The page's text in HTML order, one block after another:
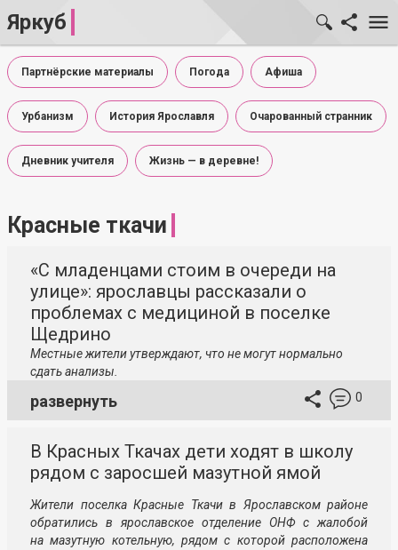
Яркуб
Партнёрские материалы Погода Афиша
Урбанизм История Ярославля Очарованный странник
Дневник учителя Жизнь — в деревне!
Красные ткачи
«С младенцами стоим в очереди на
улице»: ярославцы рассказали о
проблемах с медициной в поселке
Щедрино
Местные жители утверждают, что не могут нормально
сдать анализы.
развернуть 0
В Красных Ткачах дети ходят в школу
рядом с заросшей мазутной ямой
Жители поселка Красные Ткачи в Ярославском районе
обратились в ярославское отделение ОНФ с жалобой
на мазутную котельную, рядом с которой расположена